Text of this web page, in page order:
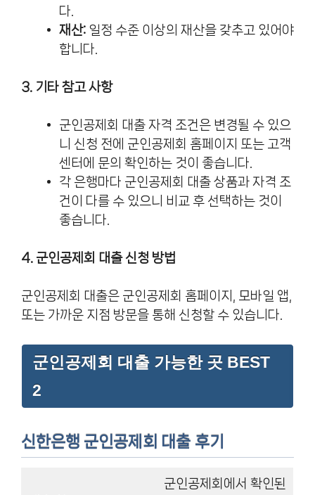
다.
재산: 일정 수준 이상의 재산을 갖추고 있어야
합니다.
3. 기타 참고 사항
군인공제회 대출 자격 조건은 변경될 수 있으
니 신청 전에 군인공제회 홈페이지 또는 고객
센터에 문의 확인하는 것이 좋습니다.
각 은행마다 군인공제회 대출 상품과 자격 조
건이 다를 수 있으니 비교 후 선택하는 것이
좋습니다.
4. 군인공제회 대출 신청 방법
군인공제회 대출은 군인공제회 홈페이지, 모바일 앱,
또는 가까운 지점 방문을 통해 신청할 수 있습니다.
군인공제회 대출 가능한 곳 BEST
2
신한은행 군인공제회 대출 후기
군인공제회에서 확인된